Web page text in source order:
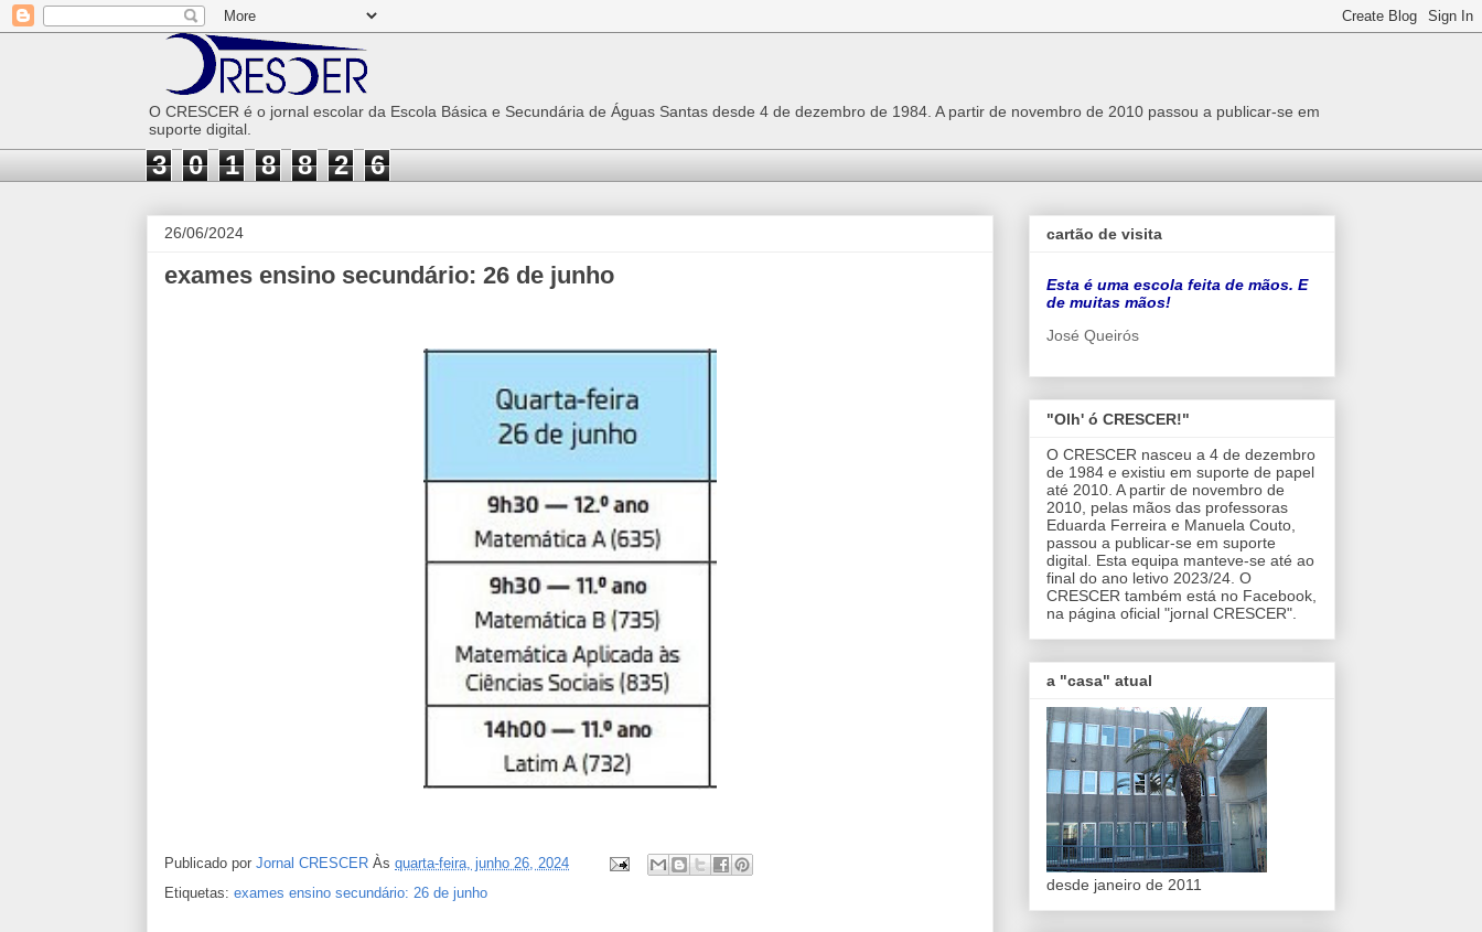
O CRESCER é o jornal escolar da Escola Básica e Secundária de Águas Santas desde 4 de dezembro de 1984. A partir de novembro de 2010 passou a publicar-se em
suporte digital.
3 0 1 8 8 2 6
26/06/2024
exames ensino secundário: 26 de junho
Publicado por Jornal CRESCER Às quarta-feira, junho 26, 2024
Etiquetas: exames ensino secundário: 26 de junho
cartão de visita
Esta é uma escola feita de mãos. E
de muitas mãos!
José Queirós
"Olh' ó CRESCER!"
O CRESCER nasceu a 4 de dezembro
de 1984 e existiu em suporte de papel
até 2010. A partir de novembro de
2010, pelas mãos das professoras
Eduarda Ferreira e Manuela Couto,
passou a publicar-se em suporte
digital. Esta equipa manteve-se até ao
final do ano letivo 2023/24. O
CRESCER também está no Facebook,
na página oficial "jornal CRESCER".
a "casa" atual
desde janeiro de 2011